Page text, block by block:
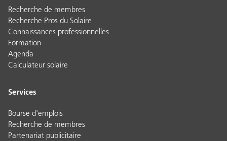
Recherche de membres
Recherche Pros du Solaire
Connaissances professionnelles
Formation
Agenda
Calculateur solaire
Services
Bourse d'emplois
Recherche de membres
Partenariat publicitaire